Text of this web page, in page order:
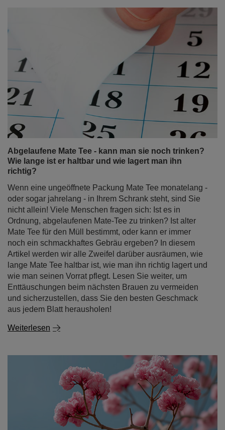
Abgelaufene Mate Tee - kann man sie noch trinken?
Wie lange ist er haltbar und wie lagert man ihn
richtig?
Wenn eine ungeöffnete Packung Mate Tee monatelang -
oder sogar jahrelang - in Ihrem Schrank steht, sind Sie
nicht allein! Viele Menschen fragen sich: Ist es in
Ordnung, abgelaufenen Mate-Tee zu trinken? Ist alter
Mate Tee für den Müll bestimmt, oder kann er immer
noch ein schmackhaftes Gebräu ergeben? In diesem
Artikel werden wir alle Zweifel darüber ausräumen, wie
lange Mate Tee haltbar ist, wie man ihn richtig lagert und
wie man seinen Vorrat pflegt. Lesen Sie weiter, um
Enttäuschungen beim nächsten Brauen zu vermeiden
und sicherzustellen, dass Sie den besten Geschmack
aus jedem Blatt herausholen!
Weiterlesen